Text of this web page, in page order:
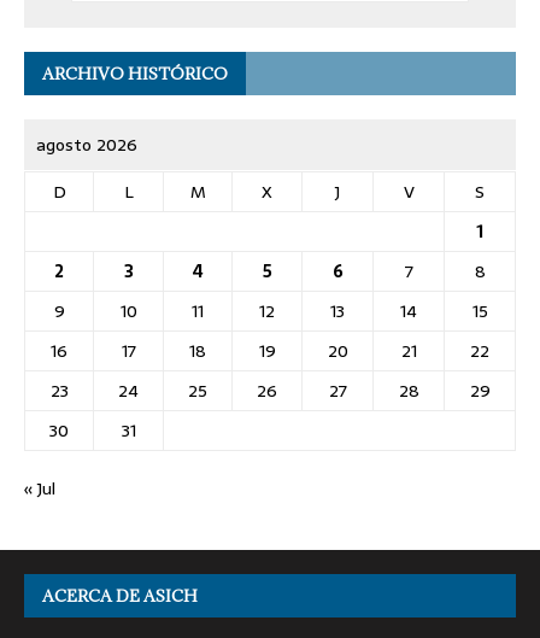
ARCHIVO HISTÓRICO
agosto 2026
D
L M X J V
S
1
2
3 4 5 6 7
8
9
10 11 12 13 14
15
16
17 18 19 20 21
22
23
24 25 26 27 28
29
30
31
« Jul
ACERCA DE ASICH